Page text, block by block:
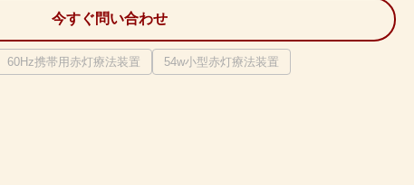
今すぐ問い合わせ
60Hz携帯用赤灯療法装置 54w小型赤灯療法装置